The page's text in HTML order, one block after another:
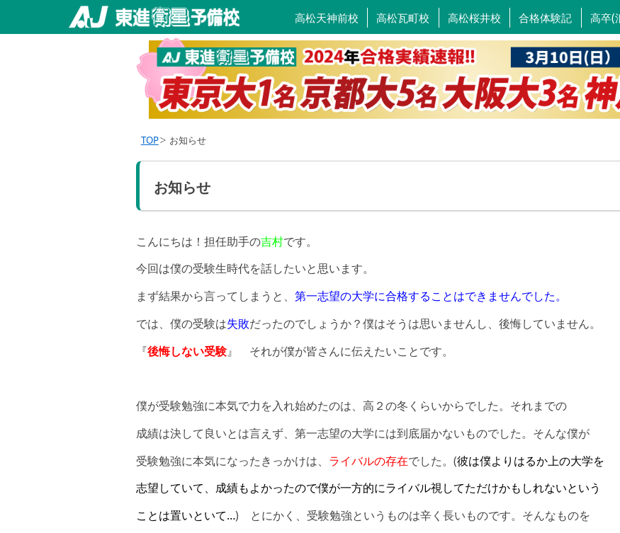
高卒(
合格体験記
高松桜井校
高松瓦町校
高松天神前校
TOP お知らせ
お知らせ
こんにちは！担任助手の吉村です。
今回は僕の受験生時代を話したいと思います。
まず結果から言ってしまうと、 第一志望の大学に合格することはできませんでした。
では、僕の受験は失敗だったのでしょうか？僕はそうは思いませんし、後悔していません。
『後悔しない受験』 それが僕が皆さんに伝えたいことです。
僕が受験勉強に本気で力を入れ始めたのは、高２の冬くらいからでした。それまでの
成績は決して良いとは言えず、第一志望の大学には到底届かないものでした。そんな僕が
受験勉強に本気になったきっかけは、 ライバルの存在でした。(彼は僕よりはるか上の大学を
志望していて、成績もよかったので僕が一方的にライバル視してただけかもしれないという
ことは置いといて…) とにかく、受験勉強というものは辛く長いものです。そんなものを